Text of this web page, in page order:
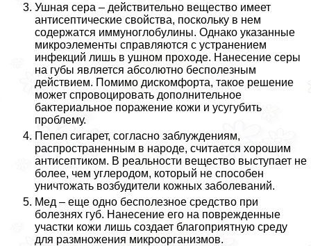
Ушная сера – действительно вещество имеет
антисептические свойства, поскольку в нем
содержатся иммуноглобулины. Однако указанные
микроэлементы справляются с устранением
инфекций лишь в ушном проходе. Нанесение серы
на губы является абсолютно бесполезным
действием. Помимо дискомфорта, такое решение
может спровоцировать дополнительное
бактериальное поражение кожи и усугубить
проблему.
Пепел сигарет, согласно заблуждениям,
распространенным в народе, считается хорошим
антисептиком. В реальности вещество выступает не
более, чем углеродом, который не способен
уничтожать возбудители кожных заболеваний.
Мед – еще одно бесполезное средство при
болезнях губ. Нанесение его на поврежденные
участки кожи лишь создает благоприятную среду
для размножения микроорганизмов.